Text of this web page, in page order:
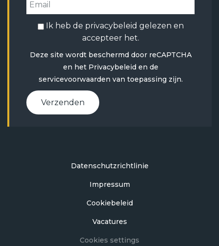
Ik heb de privacybeleid gelezen en
accepteer het.
Deze site wordt beschermd door reCAPTCHA
en het Privacybeleid en de
servicevoorwaarden van toepassing zijn.
Verzenden
Datenschutzrichtlinie
Impressum
Cookiebeleid
Vacatures
Cookies settings